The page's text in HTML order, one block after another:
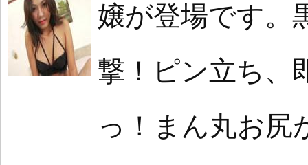
嬢が登場です。
撃！ピン立ち、
っ！まん丸お尻